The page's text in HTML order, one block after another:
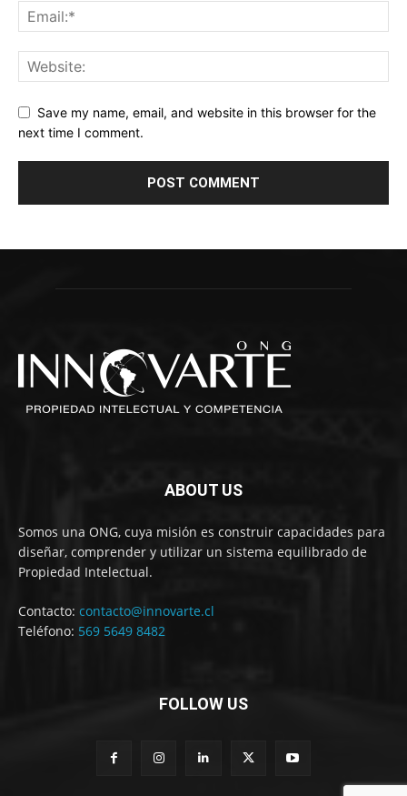
Save my name, email, and website in this browser for the
next time I comment.
ABOUT US
Somos una ONG, cuya misión es construir capacidades para
diseñar, comprender y utilizar un sistema equilibrado de
Propiedad Intelectual.
Contacto: contacto@innovarte.cl
Teléfono: 569 5649 8482
FOLLOW US